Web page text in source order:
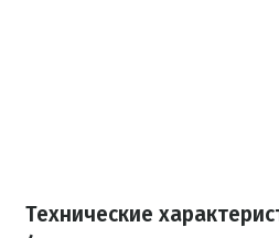
Технические